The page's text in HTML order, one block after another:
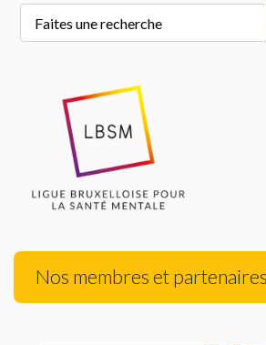
Nos membres et partenaires